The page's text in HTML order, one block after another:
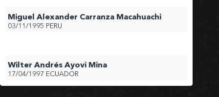
Miguel Alexander Carranza Macahuachi
03/11/1995 PERU
Wilter Andrés Ayovi Mina
17/04/1997 ECUADOR